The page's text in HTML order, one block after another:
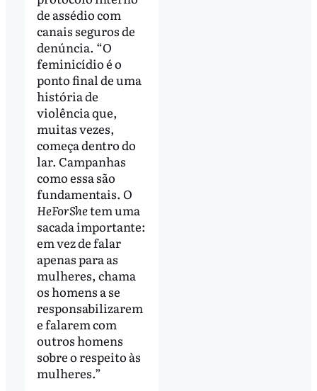
de assédio com
canais seguros de
denúncia. “O
feminicídio é o
ponto final de uma
história de
violência que,
muitas vezes,
começa dentro do
lar. Campanhas
como essa são
fundamentais. O
HeForShetem uma
sacada importante:
em vez de falar
apenas para as
mulheres, chama
os homens a se
responsabilizarem
e falarem com
outros homens
sobre o respeito às
mulheres.”